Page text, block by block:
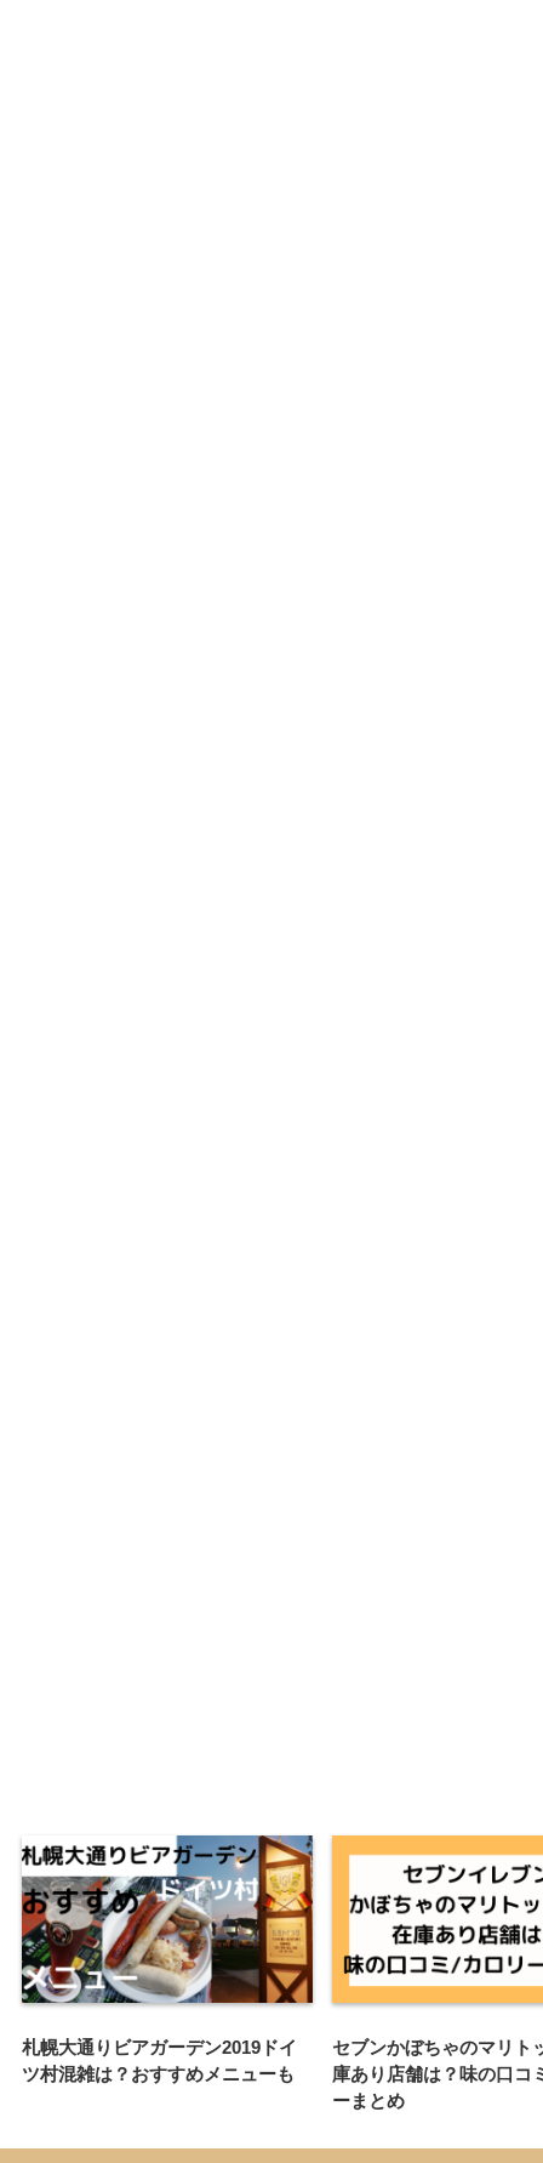
札幌大通りビアガーデン2019ドイ
ツ村混雑は？おすすめメニューも
セブンかぼちゃのマリト
庫あり店舗は？味の口コ
ーまとめ